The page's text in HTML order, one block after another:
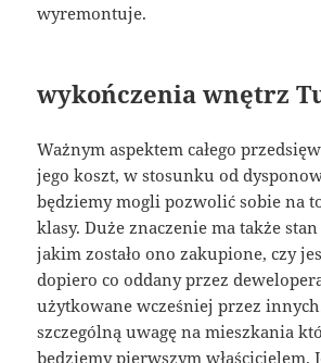
wyremontuje.
wykończenia wnętrz
Ważnym aspektem całego
jego koszt, w stosunku od
będziemy mogli pozwolić sobie na
klasy. Duże znaczenie ma także
jakim zostało ono zakupione, czy
dopiero co oddany przez
użytkowane wcześniej przez
szczególną uwagę na mieszkania
będziemy pierwszym właścicielem.